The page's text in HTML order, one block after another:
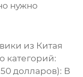
нужно
из Китая
категорий:
долларов): В